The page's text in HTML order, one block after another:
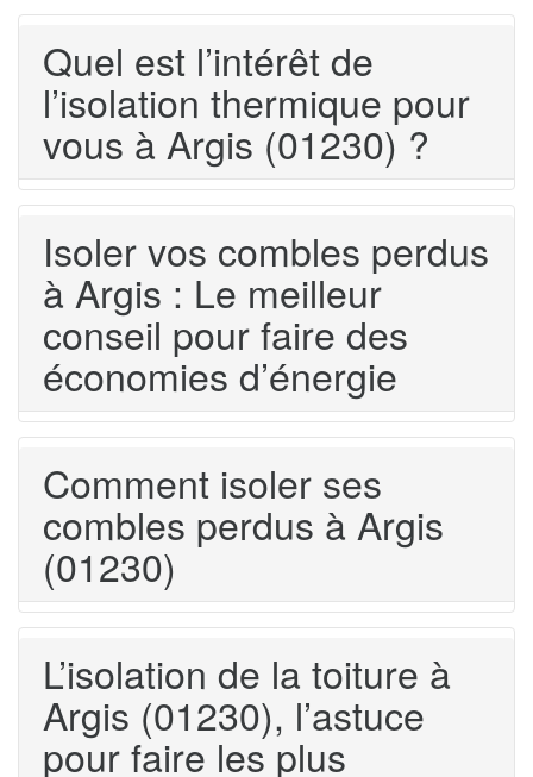
Quel est l’intérêt de
l’isolation thermique pour
vous à Argis (01230) ?
Isoler vos combles perdus
à Argis : Le meilleur
conseil pour faire des
économies d’énergie
Comment isoler ses
combles perdus à Argis
(01230)
L’isolation de la toiture à
Argis (01230), l’astuce
pour faire les plus